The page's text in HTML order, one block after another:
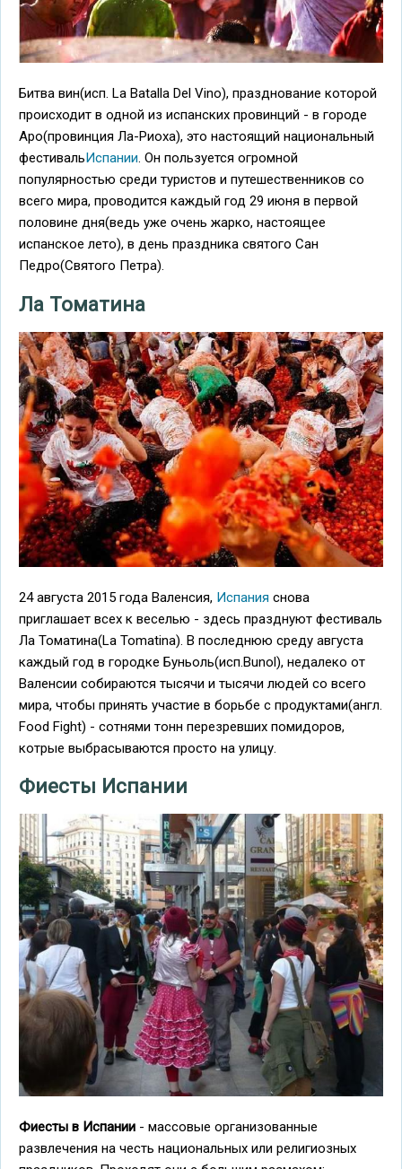
Битва вин(исп. La Batalla Del Vino), празднование которой
происходит в одной из испанских провинций - в городе
Аро(провинция Ла-Риоха), это настоящий национальный
фестивальИспании. Он пользуется огромной
популярностью среди туристов и путешественников со
всего мира, проводится каждый год 29 июня в первой
половине дня(ведь уже очень жарко, настоящее
испанское лето), в день праздника святого Сан
Педро(Святого Петра).
Ла Томатина
24 августа 2015 года Валенсия, Испания снова
приглашает всех к веселью - здесь празднуют фестиваль
Ла Томатина(La Tomatina). В последнюю среду августа
каждый год в городке Буньоль(исп.Bunol), недалеко от
Валенсии собираются тысячи и тысячи людей со всего
мира, чтобы принять участие в борьбе с продуктами(англ.
Food Fight) - сотнями тонн перезревших помидоров,
котрые выбрасываются просто на улицу.
Фиесты Испании
Фиесты в Испании - массовые организованные
развлечения на честь национальных или религиозных